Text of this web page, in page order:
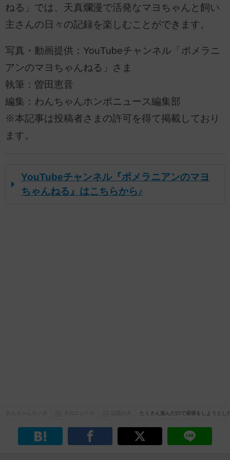
ねる」では、天真爛漫で活発なマヨちゃんと飼い
主さんの日々の記録を楽しむことができます。
写真・動画提供：YouTubeチャンネル「ポメラニ
アンのマヨちゃんねる」さま
執筆：曽田恵音
編集：わんちゃんホンポニュース編集部
※本記事は投稿者さまの許可を得て掲載しており
ます。
YouTubeチャンネル『ポメラニアンのマヨ
ちゃんねる』はこちらから♪
たくさん遊んだので昼寝をしようと